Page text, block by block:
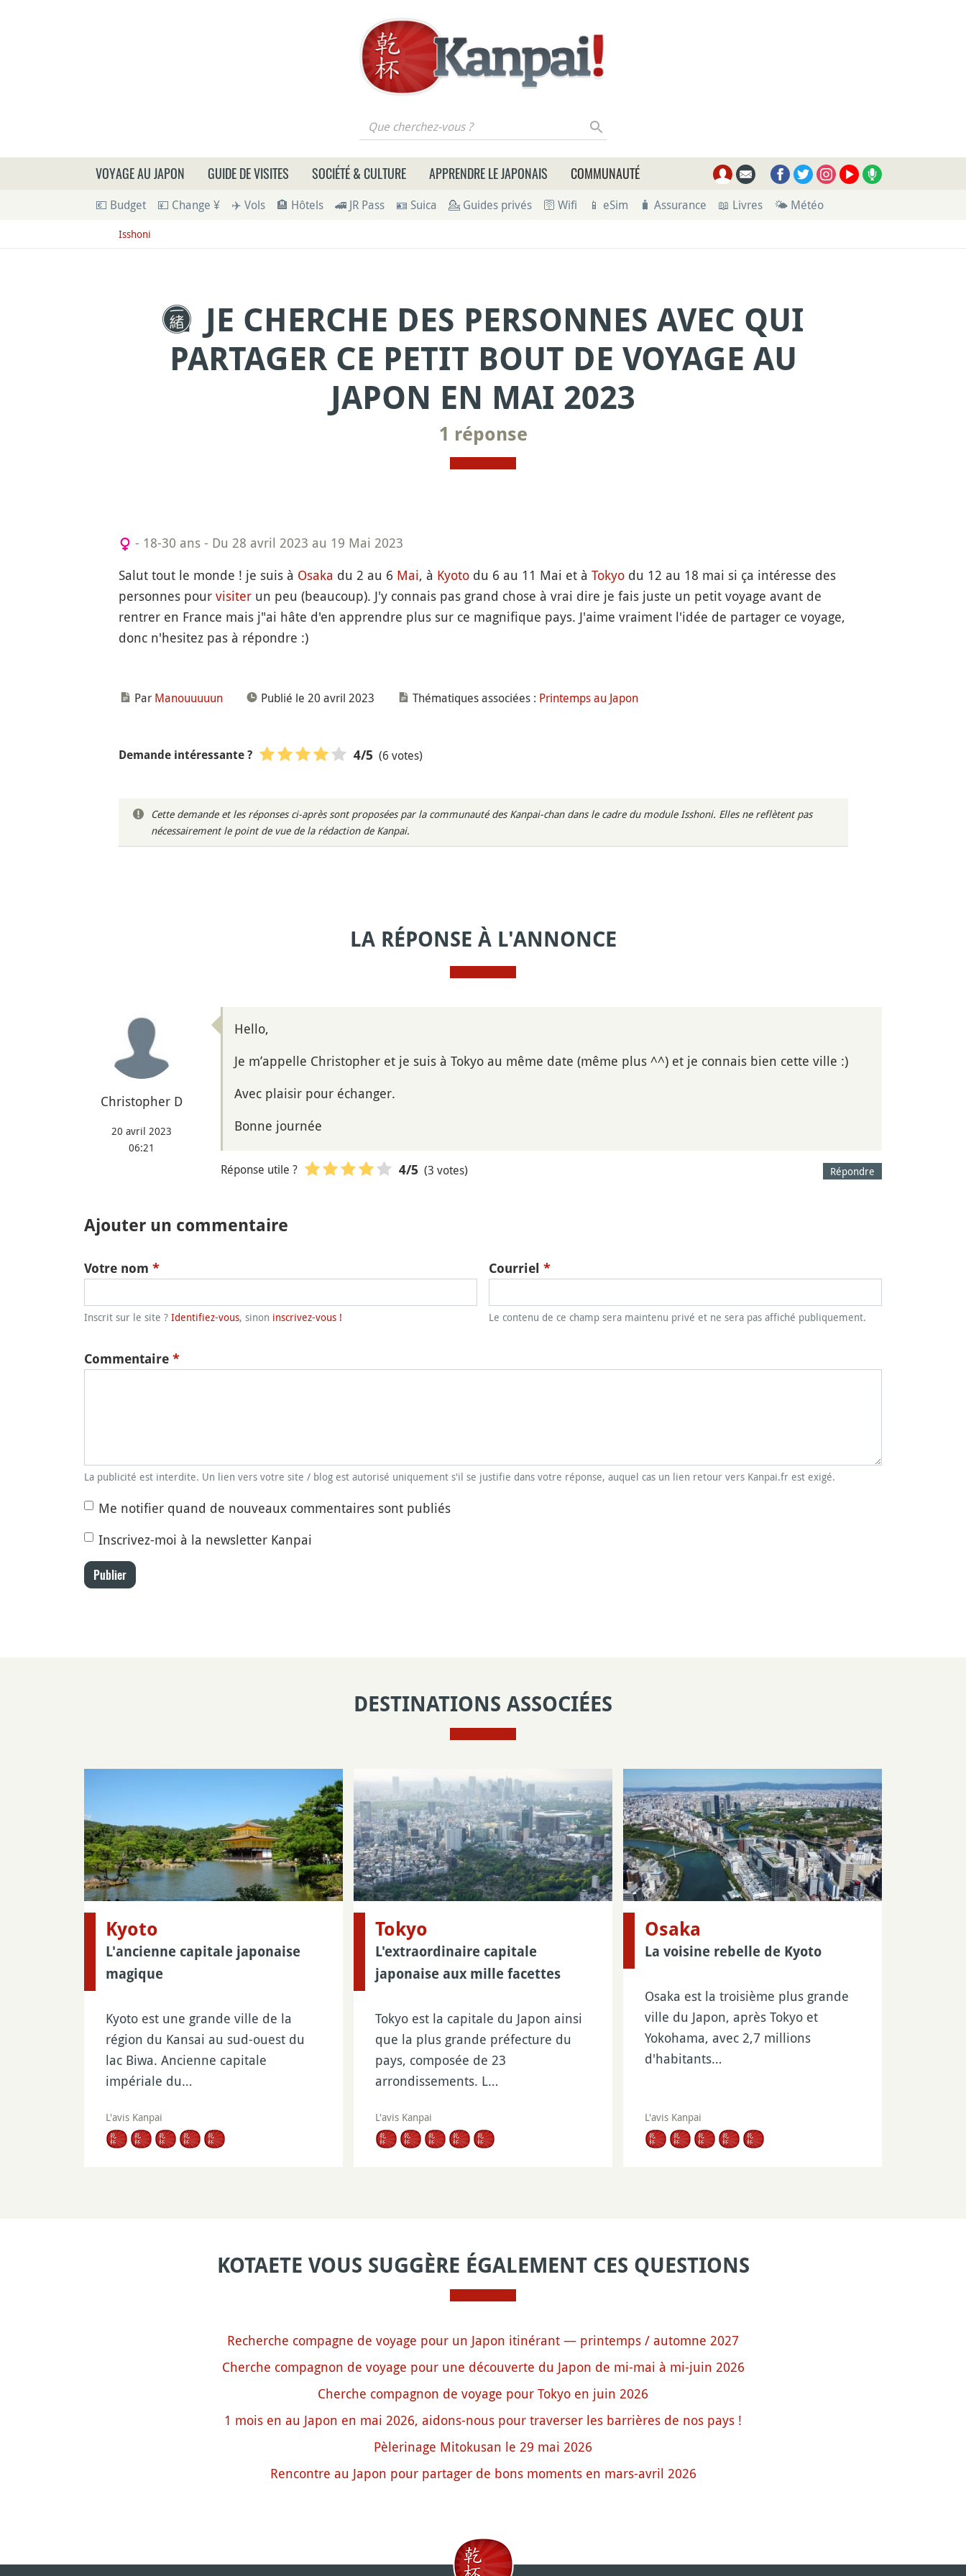
Que cherchez-vous ?
VOYAGE AU JAPON GUIDE DE VISITES SOCIÉTÉ & CULTURE APPRENDRE LE JAPONAIS COMMUNAUTÉ
💶 Budget 💴 Change ¥ ✈️ Vols 🏨 Hôtels 🚄 JR Pass 🪪 Suica 💁 Guides privés 🛜 Wifi 📱 eSim 🧳 Assurance 📖 Livres 🌤 Météo
Isshoni
JE CHERCHE DES PERSONNES AVEC QUI
PARTAGER CE PETIT BOUT DE VOYAGE AU
JAPON EN MAI 2023
1 réponse
- 18-30 ans - Du 28 avril 2023 au 19 Mai 2023
Salut tout le monde ! je suis à Osaka du 2 au 6 Mai, à Kyotodu 6 au 11 Mai et à Tokyodu 12 au 18 mai si ça intéresse des
personnes pour visiterun peu (beaucoup). J'y connais pas grand chose à vrai dire je fais juste un petit voyage avant de
rentrer en France mais j"ai hâte d'en apprendre plus sur ce magnifique pays. J'aime vraiment l'idée de partager ce voyage,
donc n'hesitez pas à répondre :)
Par Manouuuuun Publié le 20 avril 2023 Thématiques associées : Printemps au Japon
Demande intéressante ? 4/5 (6 votes)
Cette demande et les réponses ci-après sont proposées par la communauté des Kanpai-chan dans le cadre du module Isshoni. Elles ne reflètent pas
nécessairement le point de vue de la rédaction de Kanpai.
LA RÉPONSE À L'ANNONCE
Christopher D
20 avril 2023
06:21
Hello,
Je m’appelle Christopher et je suis à Tokyo au même date (même plus ^^) et je connais bien cette ville :)
Avec plaisir pour échanger.
Bonne journée
Répondre
Réponse utile ? 4/5 (3 votes)
Ajouter un commentaire
Votre nom *
Inscrit sur le site ? Identifiez-vous, sinon inscrivez-vous !
Courriel *
Le contenu de ce champ sera maintenu privé et ne sera pas affiché publiquement.
Commentaire *
La publicité est interdite. Un lien vers votre site / blog est autorisé uniquement s'il se justifie dans votre réponse, auquel cas un lien retour vers Kanpai.fr est exigé.
Me notifier quand de nouveaux commentaires sont publiés
Inscrivez-moi à la newsletter Kanpai
Publier
DESTINATIONS ASSOCIÉES
Kyoto
L'ancienne capitale japonaise
magique
Kyoto est une grande ville de la
région du Kansai au sud-ouest du
lac Biwa. Ancienne capitale
impériale du…
L'avis Kanpai
Tokyo
L'extraordinaire capitale
japonaise aux mille facettes
Tokyo est la capitale du Japon ainsi
que la plus grande préfecture du
pays, composée de 23
arrondissements. L…
L'avis Kanpai
Osaka
La voisine rebelle de Kyoto
Osaka est la troisième plus grande
ville du Japon, après Tokyo et
Yokohama, avec 2,7 millions
d'habitants…
L'avis Kanpai
KOTAETE VOUS SUGGÈRE ÉGALEMENT CES QUESTIONS
Recherche compagne de voyage pour un Japon itinérant — printemps / automne 2027
Cherche compagnon de voyage pour une découverte du Japon de mi-mai à mi-juin 2026
Cherche compagnon de voyage pour Tokyo en juin 2026
1 mois en au Japon en mai 2026, aidons-nous pour traverser les barrières de nos pays !
Pèlerinage Mitokusan le 29 mai 2026
Rencontre au Japon pour partager de bons moments en mars-avril 2026